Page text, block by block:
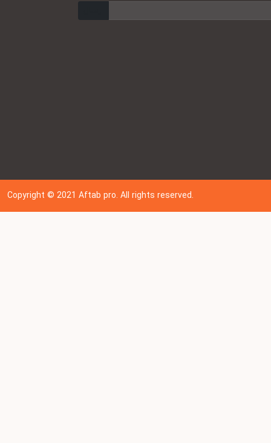
Copyright © 202 1Aftab pro. All rights reserved.